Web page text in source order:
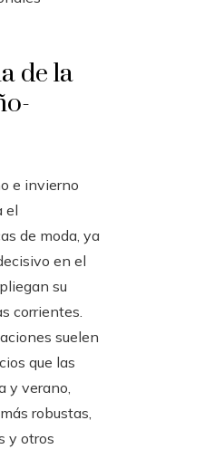
de la
e invierno
el
de moda, ya
en el
su
corrientes.
suelen
que las
y verano,
robustas,
y otros